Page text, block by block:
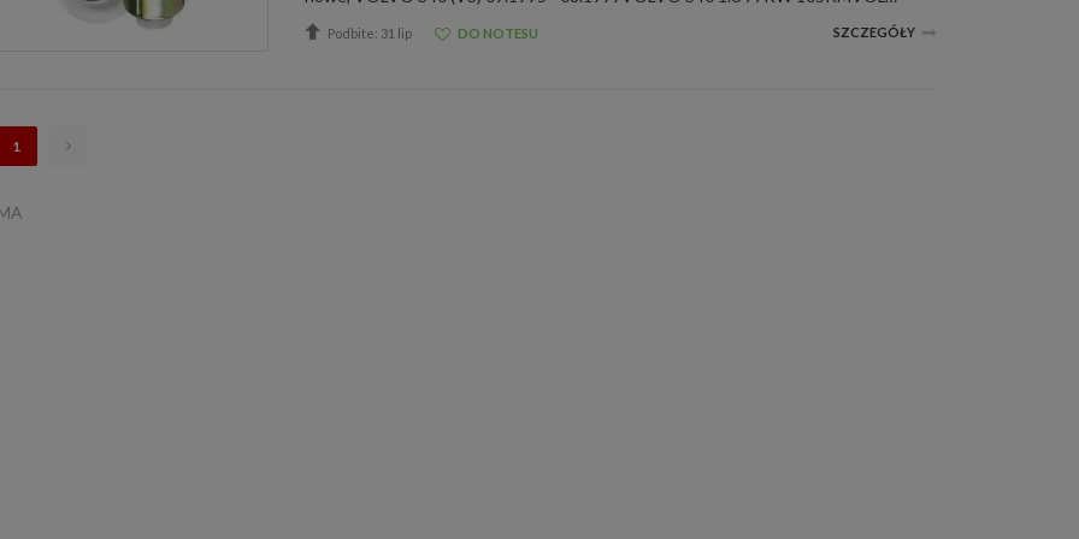
Podbite: 31 lip DO NOTESU SZCZEGÓŁY
1